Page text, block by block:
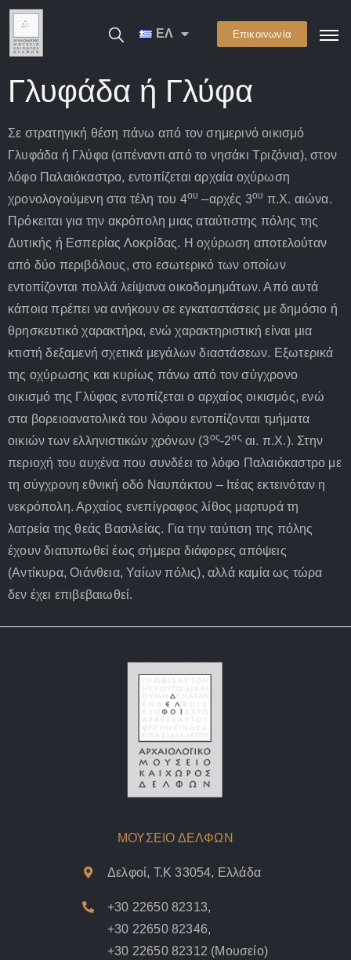
ΕΛ Επικοινωνία
Γλυφάδα ή Γλύφα
Σε στρατηγική θέση πάνω από τον σημερινό οικισμό
Γλυφάδα ή Γλύφα (απέναντι από το νησάκι Τριζόνια), στον
λόφο Παλαιόκαστρο, εντοπίζεται αρχαία οχύρωση
χρονολογούμενη στα τέλη του 4ου –αρχές 3ου π.Χ. αιώνα.
Πρόκειται για την ακρόπολη μιας αταύτιστης πόλης της
Δυτικής ή Εσπερίας Λοκρίδας. Η οχύρωση αποτελούταν
από δύο περιβόλους, στο εσωτερικό των οποίων
εντοπίζονται πολλά λείψανα οικοδομημάτων. Από αυτά
κάποια πρέπει να ανήκουν σε εγκαταστάσεις με δημόσιο ή
θρησκευτικό χαρακτήρα, ενώ χαρακτηριστική είναι μια
κτιστή δεξαμενή σχετικά μεγάλων διαστάσεων. Εξωτερικά
της οχύρωσης και κυρίως πάνω από τον σύγχρονο
οικισμό της Γλύφας εντοπίζεται ο αρχαίος οικισμός, ενώ
στα βορειοανατολικά του λόφου εντοπίζονται τμήματα
οικιών των ελληνιστικών χρόνων (3ος-2οςαι. π.Χ.). Στην
περιοχή του αυχένα που συνδέει το λόφο Παλαιόκαστρο με
τη σύγχρονη εθνική οδό Ναυπάκτου – Ιτέας εκτεινόταν η
νεκρόπολη. Αρχαίος ενεπίγραφος λίθος μαρτυρά τη
λατρεία της θεάς Βασιλείας. Για την ταύτιση της πόλης
έχουν διατυπωθεί έως σήμερα διάφορες απόψεις
(Αντίκυρα, Οιάνθεια, Υαίων πόλις), αλλά καμία ως τώρα
δεν έχει επιβεβαιωθεί.
ΜΟΥΣΕΙΟ ΔΕΛΦΩΝ
Δελφοί, Τ.Κ 33054, Ελλάδα
+30 22650 82313,
+30 22650 82346,
+30 22650 82312 (Μουσείο)